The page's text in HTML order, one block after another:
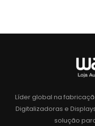
Líder global na
Digitalizadoras e
solução